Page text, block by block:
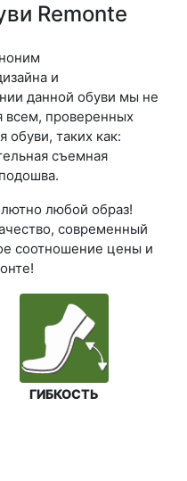
Remonte
и
данной обуви мы не
всем, проверенных
таких как:
съемная
любой образ!
современный
соотношение цены и
ГИБКОСТЬ